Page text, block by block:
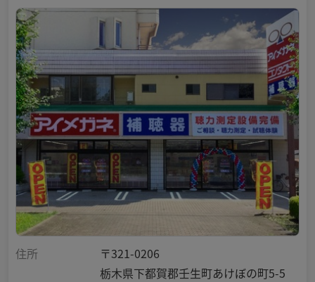
住所
〒321-0206
栃木県下都賀郡壬生町あけぼの町5-5